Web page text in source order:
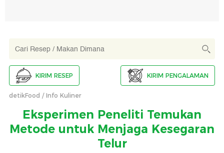
KIRIM RESEP KIRIM PENGALAMAN
detikFood Info Kuliner
Eksperimen Peneliti Temukan
Metode untuk Menjaga Kesegaran
Telur